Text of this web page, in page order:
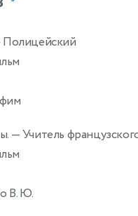
— Учитель
В. Ю.